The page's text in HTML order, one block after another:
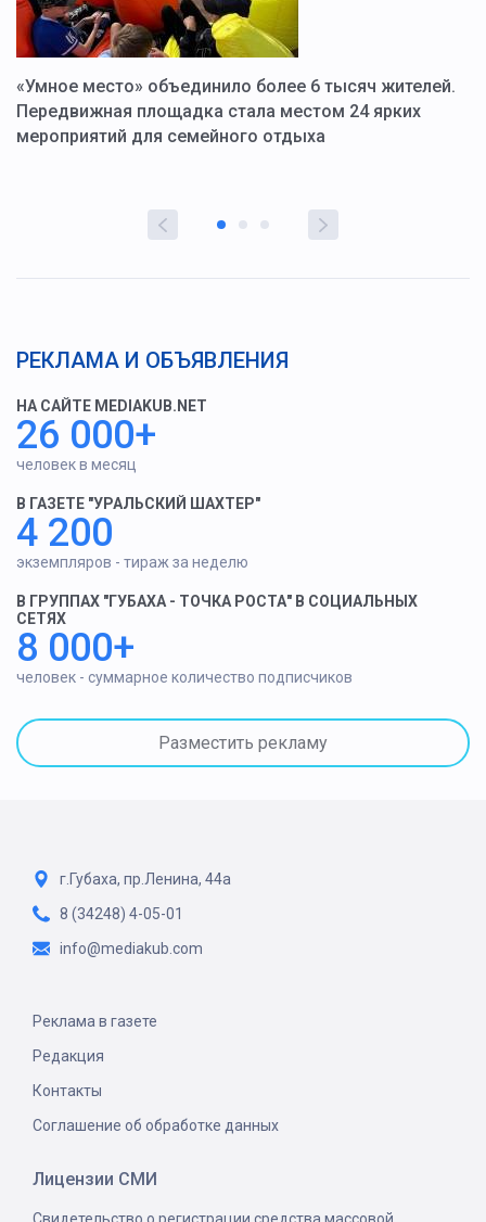
«Умное место» объединило более 6 тысяч жителей.
Передвижная площадка стала местом 24 ярких
мероприятий для семейного отдыха
РЕКЛАМА И ОБЪЯВЛЕНИЯ
НА САЙТЕ MEDIAKUB.NET
26 000+
человек в месяц
В ГАЗЕТЕ "УРАЛЬСКИЙ ШАХТЕР"
4 200
экземпляров - тираж за неделю
В ГРУППАХ "ГУБАХА - ТОЧКА РОСТА" В СОЦИАЛЬНЫХ
СЕТЯХ
8 000+
человек - суммарное количество подписчиков
Разместить рекламу
г.Губаха, пр.Ленина, 44а
8 (34248) 4-05-01
info@mediakub.com
Реклама в газете
Редакция
Контакты
Соглашение об обработке данных
Лицензии СМИ